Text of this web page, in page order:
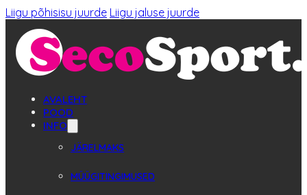
Liigu põhisisu juurde Liigu jaluse juurde
AVALEHT
POOD
INFO
JÄRELMAKS
MÜÜGITINGIMUSED